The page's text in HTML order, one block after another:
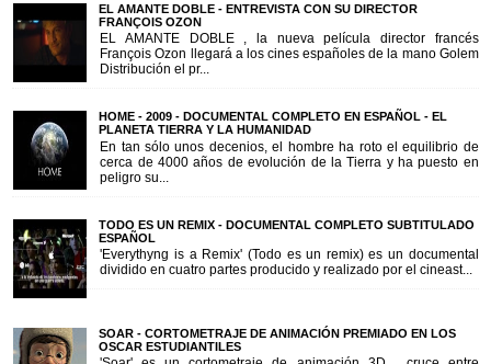
EL AMANTE DOBLE - ENTREVISTA CON SU DIRECTOR
FRANÇOIS OZON
EL AMANTE DOBLE , la nueva película director francés
François Ozon llegará a los cines españoles de la mano Golem
Distribución el pr...
HOME - 2009 - DOCUMENTAL COMPLETO EN ESPAÑOL - EL
PLANETA TIERRA Y LA HUMANIDAD
En tan sólo unos decenios, el hombre ha roto el equilibrio de
cerca de 4000 años de evolución de la Tierra y ha puesto en
peligro su...
TODO ES UN REMIX - DOCUMENTAL COMPLETO SUBTITULADO
ESPAÑOL
'Everythyng is a Remix' (Todo es un remix) es un documental
dividido en cuatro partes producido y realizado por el cineast...
SOAR - CORTOMETRAJE DE ANIMACIÓN PREMIADO EN LOS
OSCAR ESTUDIANTILES